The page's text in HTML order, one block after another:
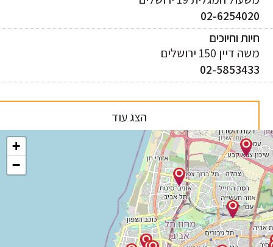
02-
וחיוכים
150 ירושלים
02-
הצג עוד